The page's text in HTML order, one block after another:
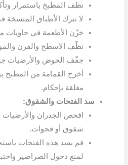
نظف المطبخ باستمرار
لا تترك الأطباق
خزّن الأطعمة في حاويات
نظّف الأسطح والفرن
جفّف الحوض والأرضيات
أخرج القمامة من المطبخ
مغلقة بإحكام.
سد الفتحات والشقوق:
افحص الجدران والأرضيات
شقوق أو فجوات.
قم بسد هذه الفتحات
لمنع دخول الصراصير